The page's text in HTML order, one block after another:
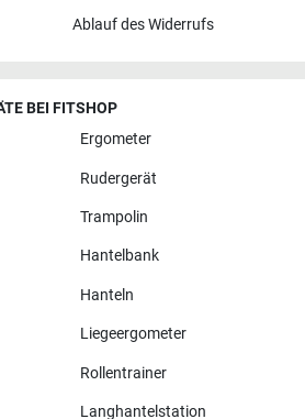
Ablauf des Widerrufs
BEI FITSHOP
Ergometer
Rudergerät
Trampolin
Hantelbank
Hanteln
Liegeergometer
Rollentrainer
Langhantelstation